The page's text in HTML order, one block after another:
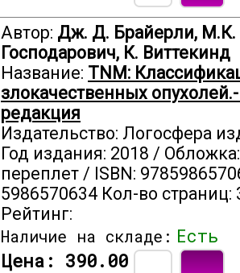
Автор: Дж. Д. Брайерли, М.К.
Господарович, К. Виттекинд
Название: TNM:
злокачественных
редакция
Издательство: Логосфера
Год издания: 2018 /
переплет / ISBN:
5986570634 Кол-во страниц:
Рейтинг:
Наличие на складе: Есть
Цена: 390.00